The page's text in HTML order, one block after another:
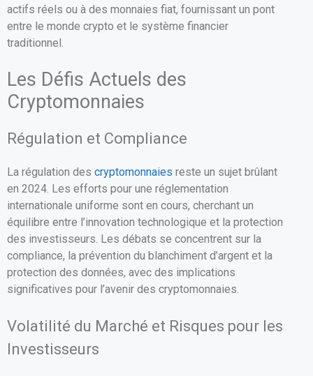
actifs réels ou à des monnaies fiat, fournissant un pont
entre le monde crypto et le système financier
traditionnel.
Les Défis Actuels des
Cryptomonnaies
Régulation et Compliance
La régulation des cryptomonnaies reste un sujet brûlant
en 2024. Les efforts pour une réglementation
internationale uniforme sont en cours, cherchant un
équilibre entre l’innovation technologique et la protection
des investisseurs. Les débats se concentrent sur la
compliance, la prévention du blanchiment d’argent et la
protection des données, avec des implications
significatives pour l’avenir des cryptomonnaies.
Volatilité du Marché et Risques pour les
Investisseurs